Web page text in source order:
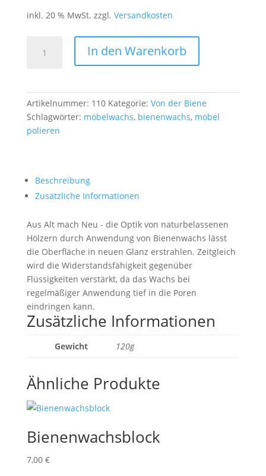
inkl. 20 % MwSt. zzgl. Versandkosten
Menge
In den Warenkorb
Artikelnummer: 110 Kategorie: Von der Biene
Schlagwörter: möbelwachs, bienenwachs, möbel
polieren
Beschreibung
Zusätzliche Informationen
Aus Alt mach Neu - die Optik von naturbelassenen
Hölzern durch Anwendung von Bienenwachs lässt
die Oberfläche in neuen Glanz erstrahlen. Zeitgleich
wird die Widerstandsfähigkeit gegenüber
Flüssigkeiten verstärkt, da das Wachs bei
regelmäßiger Anwendung tief in die Poren
eindringen kann.
Zusätzliche Informationen
Gewicht 120g
Ähnliche Produkte
Bienenwachsblock
7,00 €